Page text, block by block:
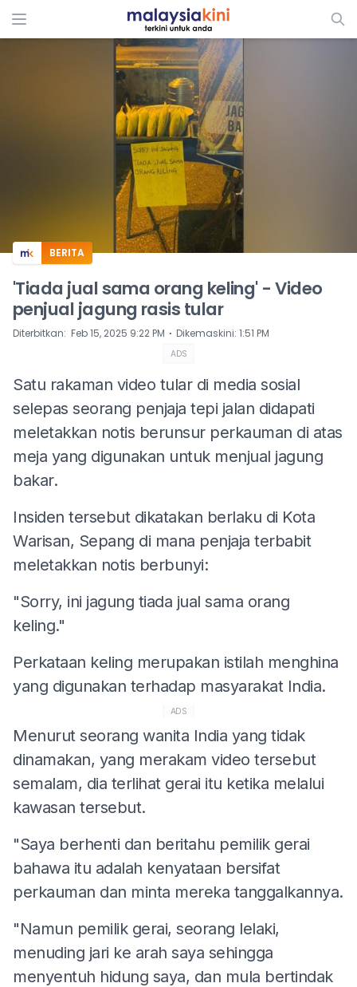
ADS
BERITA
'Tiada jual sama orang keling' - Video
penjual jagung rasis tular
Diterbitkan: Feb 15, 2025 9:22 PM ⋅ Dikemaskini: 1:51 PM
ADS
Satu rakaman video tular di media sosial
selepas seorang penjaja tepi jalan didapati
meletakkan notis berunsur perkauman di atas
meja yang digunakan untuk menjual jagung
bakar.
Insiden tersebut dikatakan berlaku di Kota
Warisan, Sepang di mana penjaja terbabit
meletakkan notis berbunyi:
"Sorry, ini jagung tiada jual sama orang
keling."
Perkataan keling merupakan istilah menghina
yang digunakan terhadap masyarakat India.
ADS
Menurut seorang wanita India yang tidak
dinamakan, yang merakam video tersebut
semalam, dia terlihat gerai itu ketika melalui
kawasan tersebut.
"Saya berhenti dan beritahu pemilik gerai
bahawa itu adalah kenyataan bersifat
perkauman dan minta mereka tanggalkannya.
"Namun pemilik gerai, seorang lelaki,
menuding jari ke arah saya sehingga
menyentuh hidung saya, dan mula bertindak